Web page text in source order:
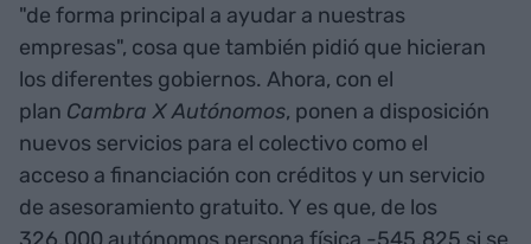
"de forma principal a ayudar a nuestras
empresas", cosa que también pidió que hicieran
los diferentes gobiernos. Ahora, con el
plan Cambra X Autónomos, ponen a disposición
nuevos servicios para el colectivo como el
acceso a financiación con créditos y un servicio
de asesoramiento gratuito. Y es que, de los
326.000 autónomos persona física -545.825 si se